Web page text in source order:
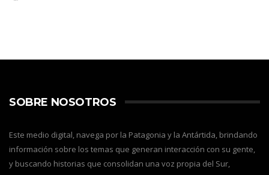
SOBRE NOSOTROS
Este medio digital, navega por la Patagonia y la Antártida, brindando
información sobre los temas que generan interacción con su gente,
y buscando historias que consolidan una voz propia del Sur,